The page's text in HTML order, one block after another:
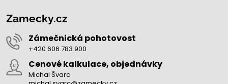
Zamecky.cz
Zámečnická pohotovost
+420 606 783 900
Cenové kalkulace, objednávky
Michal Švarc